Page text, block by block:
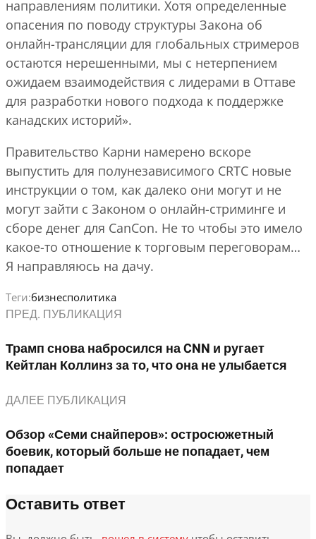
направлениям политики. Хотя определенные
опасения по поводу структуры Закона об
онлайн-трансляции для глобальных стримеров
остаются нерешенными, мы с нетерпением
ожидаем взаимодействия с лидерами в Оттаве
для разработки нового подхода к поддержке
канадских историй».
Правительство Карни намерено вскоре
выпустить для полунезависимого CRTC новые
инструкции о том, как далеко они могут и не
могут зайти с Законом о онлайн-стриминге и
сборе денег для CanCon. Не то чтобы это имело
какое-то отношение к торговым переговорам…
Я направляюсь на дачу.
Теги:бизнесполитика
ПРЕД. ПУБЛИКАЦИЯ
Трамп снова набросился на CNN и ругает
Кейтлан Коллинз за то, что она не улыбается
ДАЛЕЕ ПУБЛИКАЦИЯ
Обзор «Семи снайперов»: остросюжетный
боевик, который больше не попадает, чем
попадает
Оставить ответ